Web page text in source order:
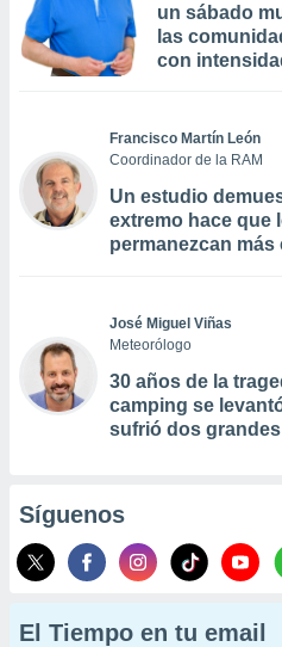
un sábado
las
con
Francisco Martín León
Coordinador de la RAM
Un estudio
extremo hace que
permanezcan más
José Miguel Viñas
Meteorólogo
30 años de la
camping se
sufrió dos
Síguenos
El Tiempo en tu email